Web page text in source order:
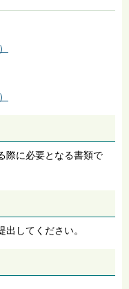
際に必要となる書類で
してください。